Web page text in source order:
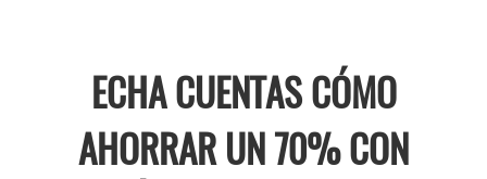
ECHA CUENTAS CÓMO
AHORRAR UN 70% CON